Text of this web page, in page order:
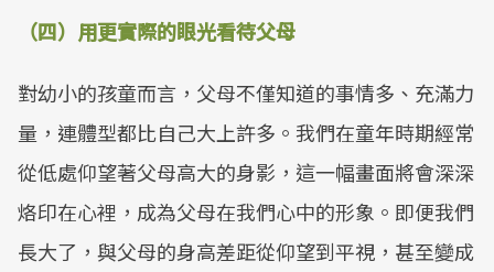
（四）用更實際的眼光看待父母
對幼小的孩童而言，父母不僅知道的事情多、充滿力
量，連體型都比自己大上許多。我們在童年時期經常
從低處仰望著父母高大的身影，這一幅畫面將會深深
烙印在心裡，成為父母在我們心中的形象。即便我們
長大了，與父母的身高差距從仰望到平視，甚至變成